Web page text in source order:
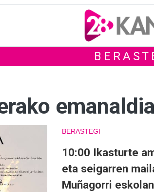
emanaldia
BERASTEGI
10:00 Ikasturte
eta seigarren
Muñagorri